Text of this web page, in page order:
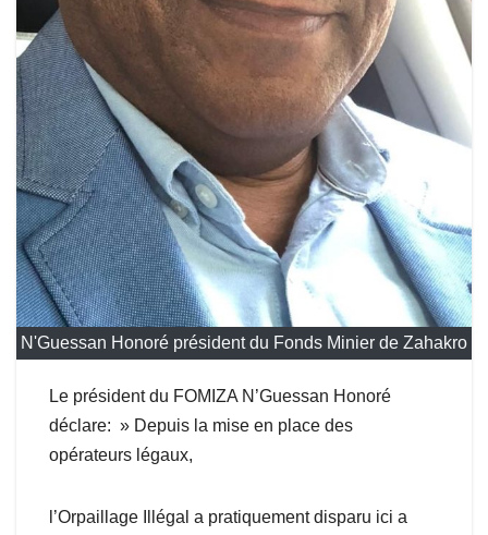
N'Guessan Honoré président du Fonds Minier de Zahakro
Le président du FOMIZA N’Guessan Honoré
déclare: » Depuis la mise en place des
opérateurs légaux,
l’Orpaillage Illégal a pratiquement disparu ici a